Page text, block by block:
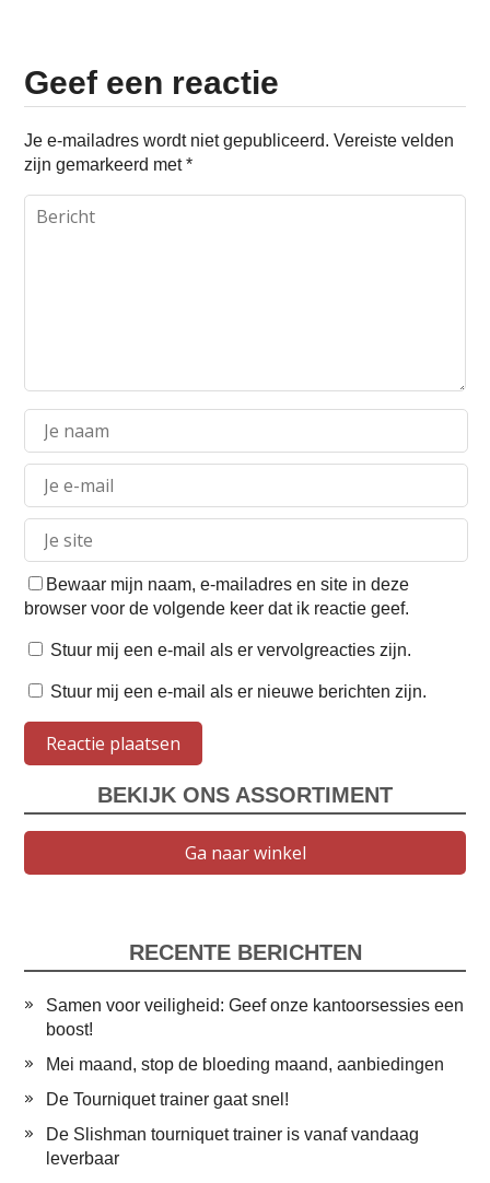
Geef een reactie
Je e-mailadres wordt niet gepubliceerd. Vereiste velden
zijn gemarkeerd met*
Bewaar mijn naam, e-mailadres en site in deze
browser voor de volgende keer dat ik reactie geef.
Stuur mij een e-mail als er vervolgreacties zijn.
Stuur mij een e-mail als er nieuwe berichten zijn.
BEKIJK ONS ASSORTIMENT
Ga naar winkel
RECENTE BERICHTEN
Samen voor veiligheid: Geef onze kantoorsessies een
boost!
Mei maand, stop de bloeding maand, aanbiedingen
De Tourniquet trainer gaat snel!
De Slishman tourniquet trainer is vanaf vandaag
leverbaar